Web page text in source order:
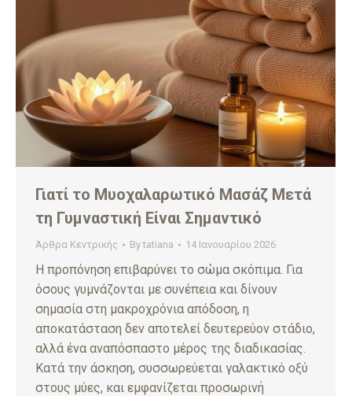
Γιατί το Μυοχαλαρωτικό Μασάζ Μετά
τη Γυμναστική Είναι Σημαντικό
Άρθρα Κεντρικής Bytatiana 14 Ιανουαρίου 2026
Η προπόνηση επιβαρύνει το σώμα σκόπιμα. Για
όσους γυμνάζονται με συνέπεια και δίνουν
σημασία στη μακροχρόνια απόδοση, η
αποκατάσταση δεν αποτελεί δευτερεύον στάδιο,
αλλά ένα αναπόσπαστο μέρος της διαδικασίας.
Κατά την άσκηση, συσσωρεύεται γαλακτικό οξύ
στους μύες, και εμφανίζεται προσωρινή